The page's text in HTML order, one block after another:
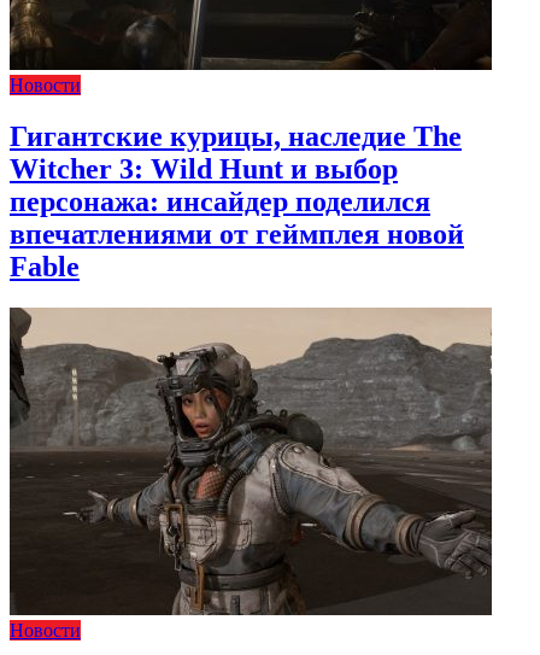
Новости
Гигантские курицы, наследие The
Witcher 3: Wild Hunt и выбор
персонажа: инсайдер поделился
впечатлениями от геймплея новой
Fable
Новости